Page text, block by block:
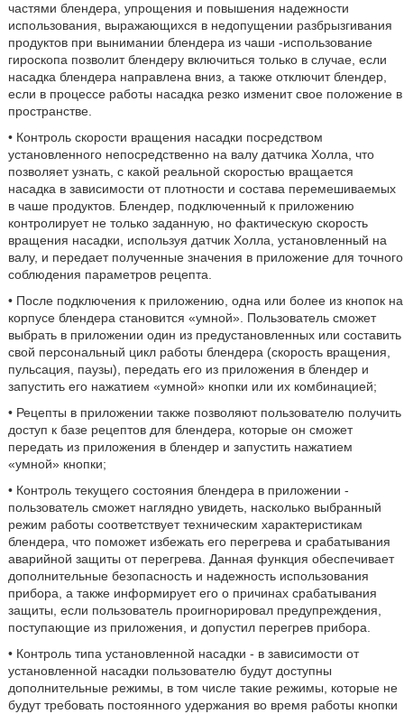
частями блендера, упрощения и повышения надежности
использования, выражающихся в недопущении разбрызгивания
продуктов при вынимании блендера из чаши -использование
гироскопа позволит блендеру включиться только в случае, если
насадка блендера направлена вниз, а также отключит блендер,
если в процессе работы насадка резко изменит свое положение в
пространстве.
• Контроль скорости вращения насадки посредством
установленного непосредственно на валу датчика Холла, что
позволяет узнать, с какой реальной скоростью вращается
насадка в зависимости от плотности и состава перемешиваемых
в чаше продуктов. Блендер, подключенный к приложению
контролирует не только заданную, но фактическую скорость
вращения насадки, используя датчик Холла, установленный на
валу, и передает полученные значения в приложение для точного
соблюдения параметров рецепта.
• После подключения к приложению, одна или более из кнопок на
корпусе блендера становится «умной». Пользователь сможет
выбрать в приложении один из предустановленных или составить
свой персональный цикл работы блендера (скорость вращения,
пульсация, паузы), передать его из приложения в блендер и
запустить его нажатием «умной» кнопки или их комбинацией;
• Рецепты в приложении также позволяют пользователю получить
доступ к базе рецептов для блендера, которые он сможет
передать из приложения в блендер и запустить нажатием
«умной» кнопки;
• Контроль текущего состояния блендера в приложении -
пользователь сможет наглядно увидеть, насколько выбранный
режим работы соответствует техническим характеристикам
блендера, что поможет избежать его перегрева и срабатывания
аварийной защиты от перегрева. Данная функция обеспечивает
дополнительные безопасность и надежность использования
прибора, а также информирует его о причинах срабатывания
защиты, если пользователь проигнорировал предупреждения,
поступающие из приложения, и допустил перегрев прибора.
• Контроль типа установленной насадки - в зависимости от
установленной насадки пользователю будут доступны
дополнительные режимы, в том числе такие режимы, которые не
будут требовать постоянного удержания во время работы кнопки